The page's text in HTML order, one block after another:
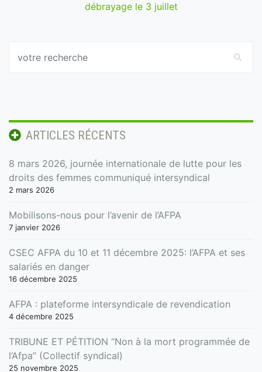
débrayage le 3 juillet
ARTICLES RÉCENTS
8 mars 2026, journée internationale de lutte pour les
droits des femmes communiqué intersyndical
2 mars 2026
Mobilisons-nous pour l’avenir de l’AFPA
7 janvier 2026
CSEC AFPA du 10 et 11 décembre 2025: l’AFPA et ses
salariés en danger
16 décembre 2025
AFPA : plateforme intersyndicale de revendication
4 décembre 2025
TRIBUNE ET PÉTITION “Non à la mort programmée de
l’Afpa” (Collectif syndical)
25 novembre 2025